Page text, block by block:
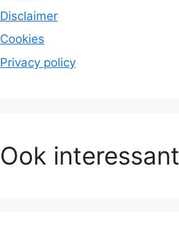
Disclaimer
Cookies
Privacy policy
Ook interessant